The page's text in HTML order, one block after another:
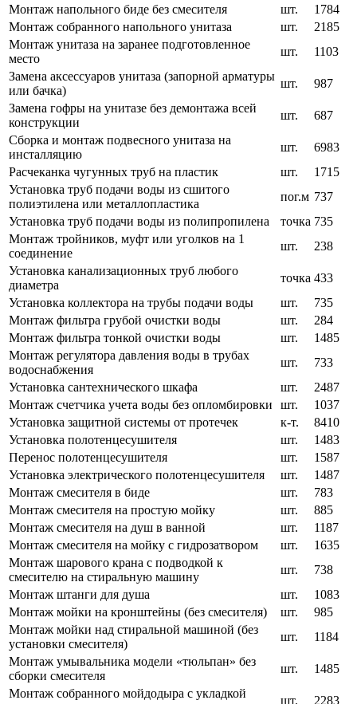
Монтаж напольного биде без смесителя
шт.
1784
Монтаж собранного напольного унитаза
шт.
2185
Монтаж унитаза на заранее подготовленное
место
шт.
1103
Замена аксессуаров унитаза (запорной арматуры
или бачка)
шт.
987
Замена гофры на унитазе без демонтажа всей
конструкции
шт.
687
Сборка и монтаж подвесного унитаза на
инсталляцию
шт.
6983
Расчеканка чугунных труб на пластик
шт.
1715
Установка труб подачи воды из сшитого
полиэтилена или металлопластика
пог.м 737
Установка труб подачи воды из полипропилена
точка 735
Монтаж тройников, муфт или уголков на 1
соединение
шт.
238
Установка канализационных труб любого
диаметра
точка 433
Установка коллектора на трубы подачи воды
шт.
735
Монтаж фильтра грубой очистки воды
шт.
284
Монтаж фильтра тонкой очистки воды
шт.
1485
Монтаж регулятора давления воды в трубах
водоснабжения
шт.
733
Установка сантехнического шкафа
шт.
2487
Монтаж счетчика учета воды без опломбировки
шт.
1037
Установка защитной системы от протечек
к-т.
8410
Установка полотенцесушителя
шт.
1483
Перенос полотенцесушителя
шт.
1587
Установка электрического полотенцесушителя
шт.
1487
Монтаж смесителя в биде
шт.
783
Монтаж смесителя на простую мойку
шт.
885
Монтаж смесителя на душ в ванной
шт.
1187
Монтаж смесителя на мойку с гидрозатвором
шт.
1635
Монтаж шарового крана с подводкой к
смесителю на стиральную машину
шт.
738
Монтаж штанги для душа
шт.
1083
Монтаж мойки на кронштейны (без смесителя)
шт.
985
Монтаж мойки над стиральной машиной (без
установки смесителя)
шт.
1184
Монтаж умывальника модели «тюльпан» без
сборки смесителя
шт.
1485
Монтаж собранного мойдодыра с укладкой
шт.
2283